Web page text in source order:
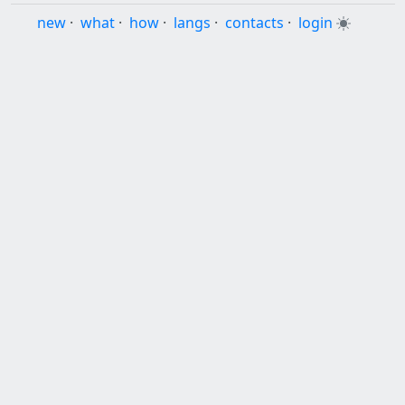
new · what · how · langs · contacts · login